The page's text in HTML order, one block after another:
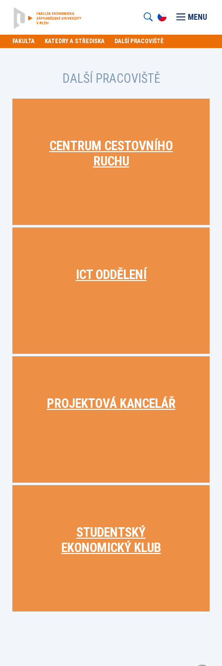
MENU
FAKULTA KATEDRY A STŘEDISKA DALŠÍ PRACOVIŠTĚ
DALŠÍ PRACOVIŠTĚ
CENTRUM CESTOVNÍHO
RUCHU
ICT ODDĚLENÍ
PROJEKTOVÁ KANCELÁŘ
STUDENTSKÝ
EKONOMICKÝ KLUB